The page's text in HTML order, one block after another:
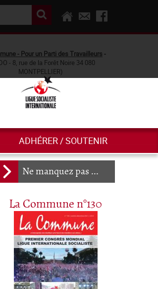
- Pour un Parti des Travailleurs -
- 8, rue de la Forêt Noire 34 080
MONTPELLIER)
ADHÉRER / SOUTENIR
Ne manquez pas ...
La Commune n°130